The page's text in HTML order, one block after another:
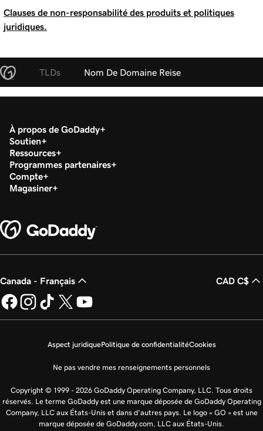
Clauses de non-responsabilité des produits et politiques
juridiques.
TLDs Nom De Domaine Reise
À propos de GoDaddy
Soutien
Ressources
Programmes partenaires
Compte
Magasiner
Canada - Français CAD C$
Aspect juridiquePolitique de confidentialitéCookies
Ne pas vendre mes renseignements personnels
Copyright © 1999 - 2026 GoDaddy Operating Company, LLC. Tous droits
réservés. Le terme GoDaddy est une marque déposée de GoDaddy Operating
Company, LLC aux États-Unis et dans d’autres pays. Le logo « GO » est une
marque déposée de GoDaddy.com, LLC aux États-Unis.